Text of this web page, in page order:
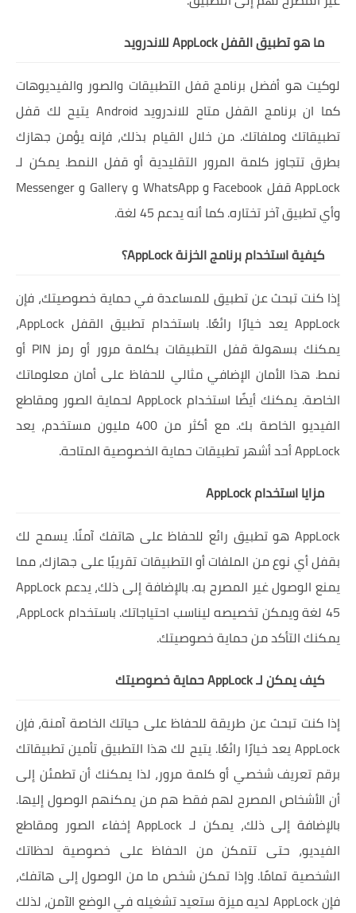
ما هو تطبيق القفل AppLock للاندرويد
لوكيت هو أفضل برنامج قفل التطبيقات والصور والفيديوهات
كما ان برنامج القفل متاح للاندرويد Android يتيح لك قفل
تطبيقاتك وملفاتك. من خلال القيام بذلك، فإنه يؤمن جهازك
بطرق تتجاوز كلمة المرور التقليدية أو قفل النمط. يمكن لـ
AppLock قفل Facebook و WhatsApp و Gallery و Messenger
وأي تطبيق آخر تختاره. كما أنه يدعم 45 لغة.
كيفية استخدام برنامج الخزنة AppLock؟
إذا كنت تبحث عن تطبيق للمساعدة في حماية خصوصيتك، فإن
AppLock يعد خيارًا رائعًا. باستخدام تطبيق القفل AppLock،
يمكنك بسهولة قفل التطبيقات بكلمة مرور أو رمز PIN أو
نمط. هذا الأمان الإضافي مثالي للحفاظ على أمان معلوماتك
الخاصة. يمكنك أيضًا استخدام AppLock لحماية الصور ومقاطع
الفيديو الخاصة بك. مع أكثر من 400 مليون مستخدم، يعد
AppLock أحد أشهر تطبيقات حماية الخصوصية المتاحة.
مزايا استخدام AppLock
AppLock هو تطبيق رائع للحفاظ على هاتفك آمنًا. يسمح لك
بقفل أي نوع من الملفات أو التطبيقات تقريبًا على جهازك، مما
يمنع الوصول غير المصرح به. بالإضافة إلى ذلك، يدعم AppLock
45 لغة ويمكن تخصيصه ليناسب احتياجاتك. باستخدام AppLock،
يمكنك التأكد من حماية خصوصيتك.
كيف يمكن لـ AppLock حماية خصوصيتك
إذا كنت تبحث عن طريقة للحفاظ على حياتك الخاصة آمنة، فإن
AppLock يعد خيارًا رائعًا. يتيح لك هذا التطبيق تأمين تطبيقاتك
برقم تعريف شخصي أو كلمة مرور، لذا يمكنك أن تطمئن إلى
أن الأشخاص المصرح لهم فقط هم من يمكنهم الوصول إليها.
بالإضافة إلى ذلك، يمكن لـ AppLock إخفاء الصور ومقاطع
الفيديو، حتى تتمكن من الحفاظ على خصوصية لحظاتك
الشخصية تمامًا. وإذا تمكن شخص ما من الوصول إلى هاتفك،
فإن AppLock لديه ميزة ستعيد تشغيله في الوضع الآمن، لذلك